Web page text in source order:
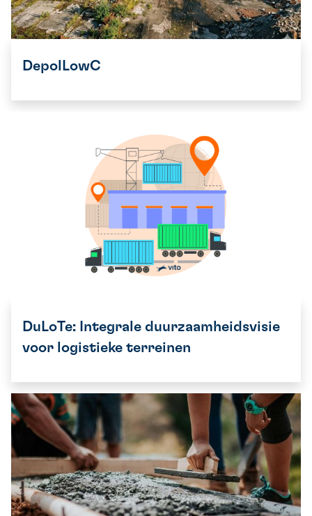
DepolLowC
DuLoTe: Integrale duurzaamheidsvisie
voor logistieke terreinen